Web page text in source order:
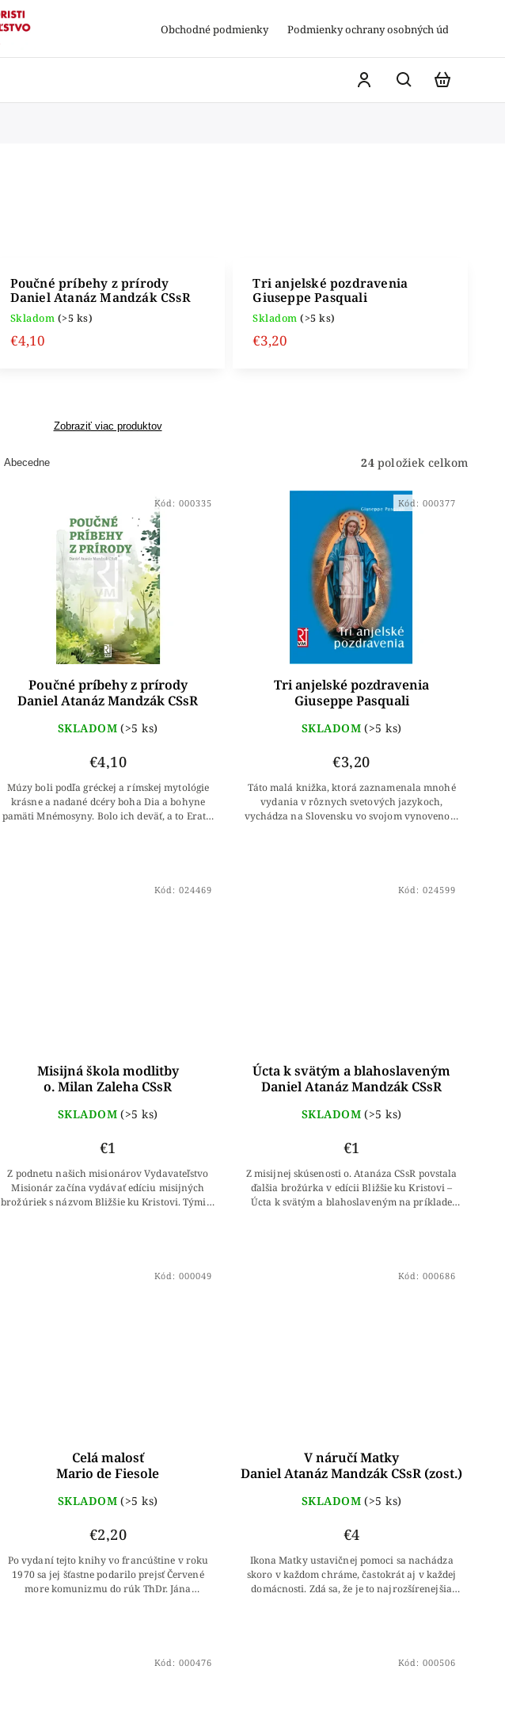
Obchodné podmienky Podmienky ochrany osobných údajov
Poučné príbehy z prírody
Daniel Atanáz Mandzák CSsR
Skladom (>5 ks)
€4,10
Tri anjelské pozdravenia
Giuseppe Pasquali
Skladom(>5 ks)
€3,20
Zobraziť viac produktov
Abecedne 24položiek celkom
Poučné príbehy z prírody
Daniel Atanáz Mandzák CSsR
SKLADOM (>5 ks)
€4,10
Múzy boli podľa gréckej a rímskej mytológie
krásne a nadané dcéry boha Dia a bohyne
pamäti Mnémosyny. Bolo ich deväť, a to Erato,
Kód:000335
Tri anjelské pozdravenia
Giuseppe Pasquali
SKLADOM (>5 ks)
€3,20
Táto malá knižka, ktorá zaznamenala mnohé
vydania v rôznych svetových jazykoch,
vychádza na Slovensku vo svojom vynovenom
Kód: 000377
Misijná škola modlitby
o. Milan Zaleha CSsR
SKLADOM (>5 ks)
€1
Z podnetu našich misionárov Vydavateľstvo
Misionár začína vydávať edíciu misijných
brožúriek s názvom Bližšie ku Kristovi. Týmito
Kód:024469
Úcta k svätým a blahoslaveným
Daniel Atanáz Mandzák CSsR
SKLADOM (>5 ks)
€1
Z misijnej skúsenosti o. Atanáza CSsR povstala
ďalšia brožúrka v edícii Bližšie ku Kristovi –
Úcta k svätým a blahoslaveným na príklade
Kód: 024599
Celá malosť
Mario de Fiesole
SKLADOM (>5 ks)
€2,20
Po vydaní tejto knihy vo francúštine v roku
1970 sa jej šťastne podarilo prejsť Červené
more komunizmu do rúk ThDr. Jána
Kód:000049
V náručí Matky
Daniel Atanáz Mandzák CSsR (zost.)
SKLADOM (>5 ks)
€4
Ikona Matky ustavičnej pomoci sa nachádza
skoro v každom chráme, častokrát aj v každej
domácnosti. Zdá sa, že je to najrozšírenejšia
Kód: 000686
Kód:000476 Kód: 000506